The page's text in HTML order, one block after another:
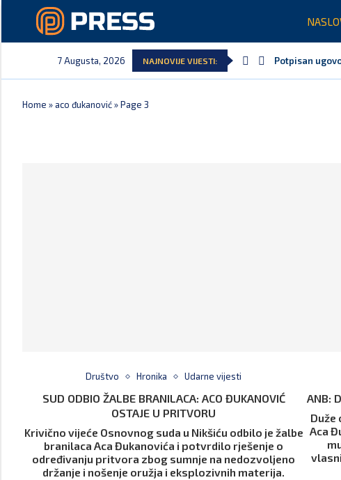
7 Augusta, 2026 NAJNOVIJE VIJESTI: Potpisan
Home »aco đukanović»Page 3
Društvo Hronika Udarne vijesti
SUD ODBIO ŽALBE BRANILACA: ACO ĐUKANOVIĆ
OSTAJE U PRITVORU
Krivično vijeće Osnovnog suda u Nikšiću odbilo je žalbe
branilaca Aca Đukanovića i potvrdilo rješenje o
određivanju pritvora zbog sumnje na nedozvoljeno
držanje i nošenje oružja i eksplozivnih materija.
ANB:
Duže
Aca